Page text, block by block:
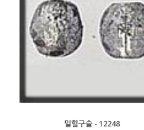
밀힐구슬 - 12248